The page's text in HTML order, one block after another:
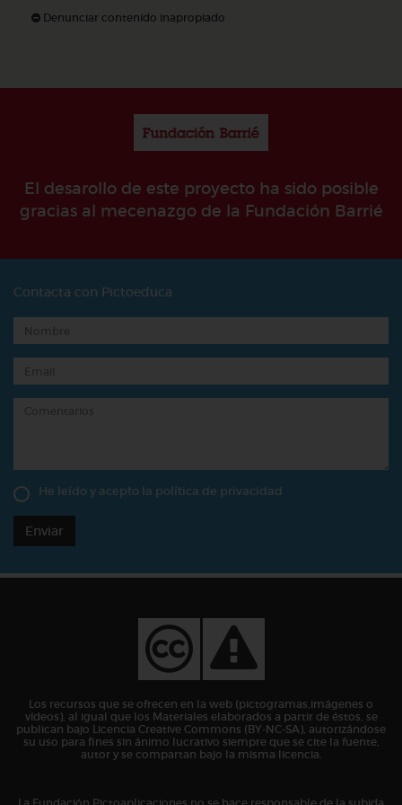
Denunciar contenido inapropiado
El desarollo de este proyecto ha sido posible
gracias al mecenazgo de la Fundación Barrié
Contacta con Pictoeduca
He leído y acepto la política de privacidad
Enviar
Los recursos que se ofrecen en la web (pictogramas,imágenes o
vídeos), al igual que los Materiales elaborados a partir de éstos, se
publican bajo Licencia Creative Commons (BY-NC-SA), autorizándose
su uso para fines sin ánimo lucrativo siempre que se cite la fuente,
autor y se compartan bajo la misma licencia.